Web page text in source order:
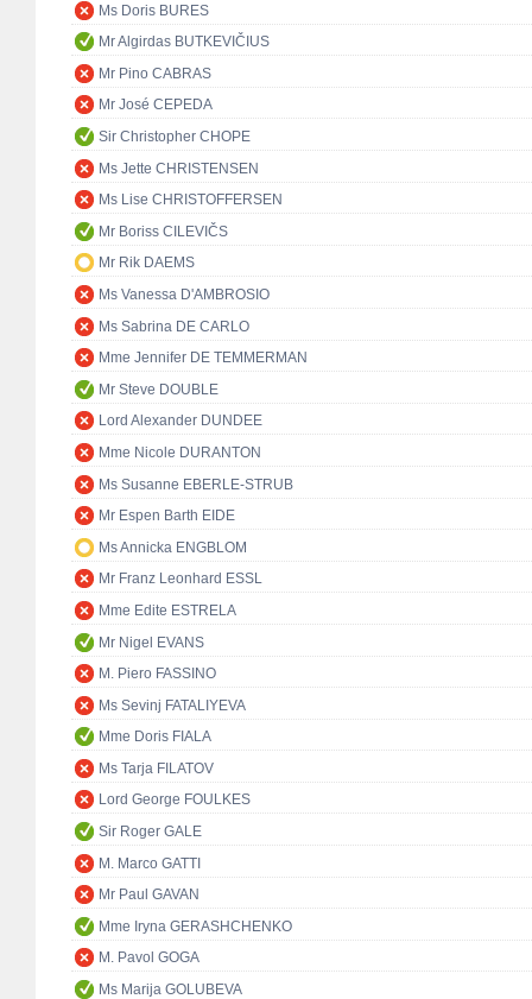
Ms Doris BURES
Mr Algirdas BUTKEVIČIUS
Mr Pino CABRAS
Mr José CEPEDA
Sir Christopher CHOPE
Ms Jette CHRISTENSEN
Ms Lise CHRISTOFFERSEN
Mr Boriss CILEVIČS
Mr Rik DAEMS
Ms Vanessa D'AMBROSIO
Ms Sabrina DE CARLO
Mme Jennifer DE TEMMERMAN
Mr Steve DOUBLE
Lord Alexander DUNDEE
Mme Nicole DURANTON
Ms Susanne EBERLE-STRUB
Mr Espen Barth EIDE
Ms Annicka ENGBLOM
Mr Franz Leonhard ESSL
Mme Edite ESTRELA
Mr Nigel EVANS
M. Piero FASSINO
Ms Sevinj FATALIYEVA
Mme Doris FIALA
Ms Tarja FILATOV
Lord George FOULKES
Sir Roger GALE
M. Marco GATTI
Mr Paul GAVAN
Mme Iryna GERASHCHENKO
M. Pavol GOGA
Ms Marija GOLUBEVA